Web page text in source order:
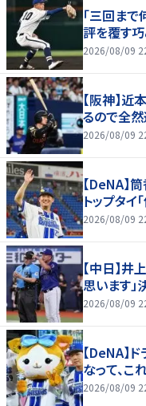
「三回ま
評を覆す
2026/08/09
【阪神】
るので全然
2026/08/09
【DeNA】
トップタイ
2026/08/09
【中日】
思います
2026/08/09
【DeNA】
なって、こ
2026/08/09